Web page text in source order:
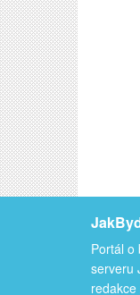
Portál o
serveru